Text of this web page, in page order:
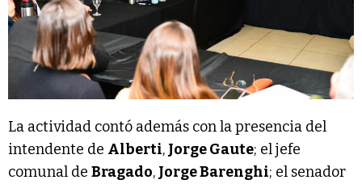
La actividad contó además con la presencia del
intendente de Alberti, Jorge Gaute; el jefe
comunal de Bragado, Jorge Barenghi; el senador